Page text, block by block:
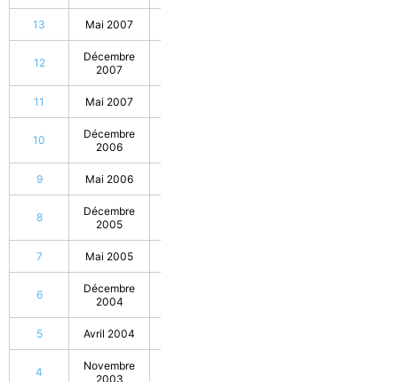
13 Mai 2007
12
Décembre
2007
11 Mai 2007
10
Décembre
2006
9 Mai 2006
8
Décembre
2005
7 Mai 2005
6
Décembre
2004
5 Avril 2004
4
Novembre
2003